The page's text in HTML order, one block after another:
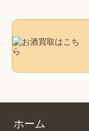
ホーム